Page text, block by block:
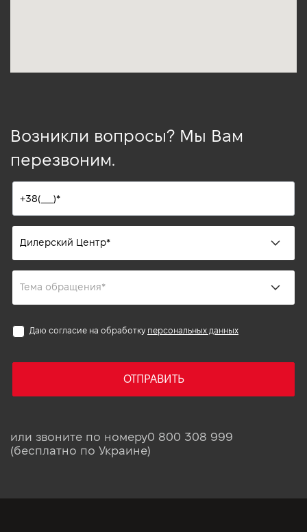
Возникли вопросы? Мы Вам
перезвоним.
Даю согласие на обработку персональных данных
ОТПРАВИТЬ
или звоните по номеру0 800 308 999
(бесплатно по Украине)